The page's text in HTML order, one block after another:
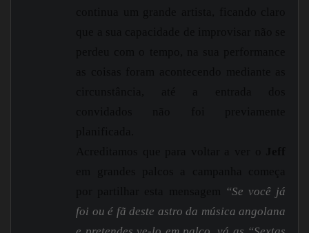
“Se você já
foi ou é fã deste astro da música angolana